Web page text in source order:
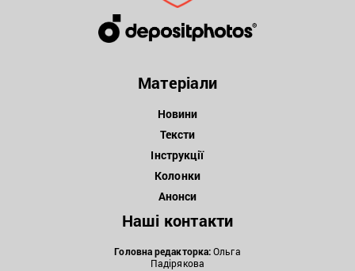
Матеріали
Новини
Тексти
Інструкції
Колонки
Анонси
Наші контакти
Головна редакторка:Ольга
Падірякова